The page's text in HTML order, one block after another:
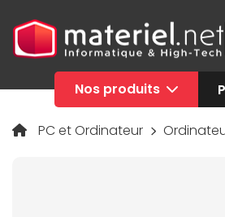
Nos produits
PC et Ordinateur